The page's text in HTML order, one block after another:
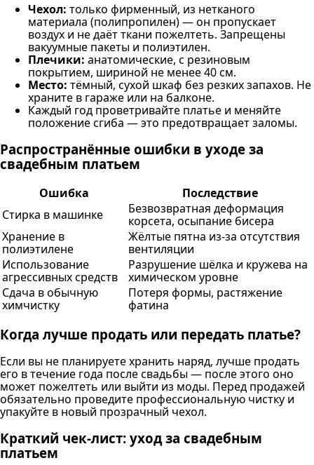
Чехол: только фирменный, из нетканого
материала (полипропилен) — он пропускает
воздух и не даёт ткани пожелтеть. Запрещены
вакуумные пакеты и полиэтилен.
Плечики: анатомические, с резиновым
покрытием, шириной не менее 40 см.
Место: тёмный, сухой шкаф без резких запахов. Не
храните в гараже или на балконе.
Каждый год проветривайте платье и меняйте
положение сгиба — это предотвращает заломы.
Распространённые ошибки в уходе за
свадебным платьем
Ошибка
Последствие
Стирка в машинке
Безвозвратная деформация
корсета, осыпание бисера
Хранение в
полиэтилене
Жёлтые пятна из-за отсутствия
вентиляции
Использование
агрессивных средств
Разрушение шёлка и кружева на
химическом уровне
Сдача в обычную
химчистку
Потеря формы, растяжение
фатина
Когда лучше продать или передать платье?
Если вы не планируете хранить наряд, лучше продать
его в течение года после свадьбы — после этого оно
может пожелтеть или выйти из моды. Перед продажей
обязательно проведите профессиональную чистку и
упакуйте в новый прозрачный чехол.
Краткий чек-лист: уход за свадебным
платьем